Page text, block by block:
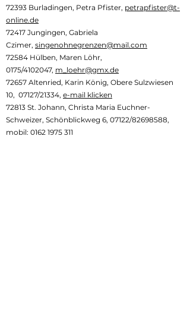
72393 Burladingen, Petra Pfister, petrapfister@t-
online.de
72417 Jungingen, Gabriela
Czimer, singenohnegrenzen@mail.com
72584 Hülben, Maren Löhr,
0175/4102047, m_loehr@gmx.de
72657 Altenried, Karin König, Obere Sulzwiesen
10, 07127/21334, e-mail klicken
72813 St. Johann, Christa Maria Euchner-
Schweizer, Schönblickweg 6, 07122/82698588,
mobil: 0162 1975 311